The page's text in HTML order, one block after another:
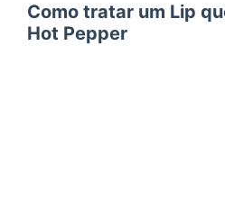
Como tratar um Lip
Hot Pepper